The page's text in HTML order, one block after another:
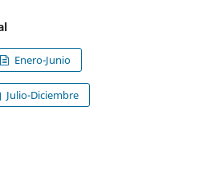
Enero-Junio
Julio-Diciembre